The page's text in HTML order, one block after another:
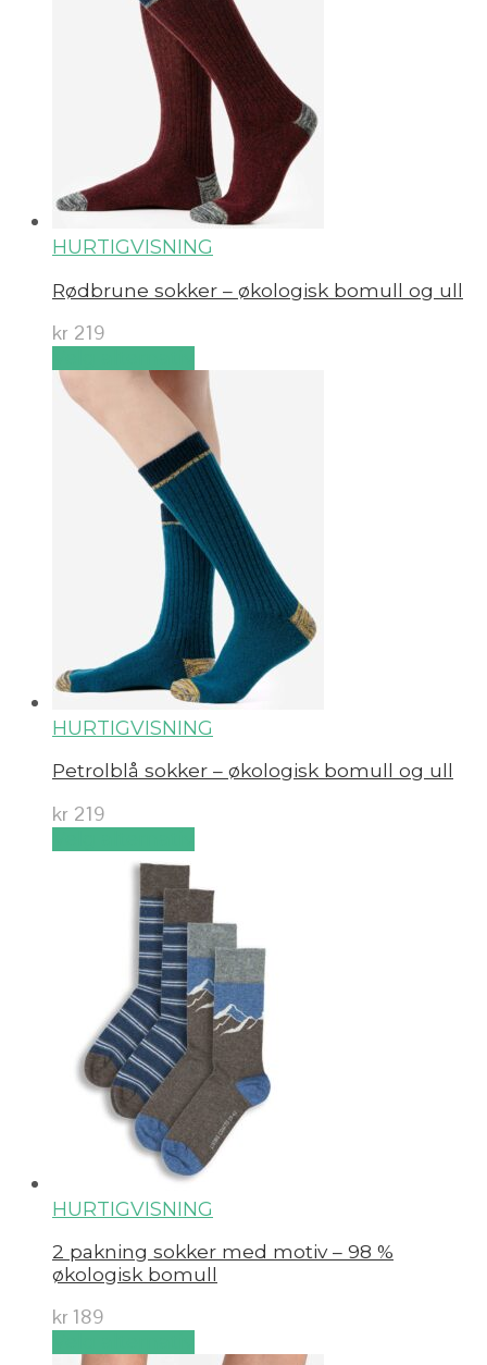
HURTIGVISNING
Rødbrune sokker – økologisk bomull og ull
kr 219
HURTIGVISNING
Petrolblå sokker – økologisk bomull og ull
kr 219
HURTIGVISNING
2 pakning sokker med motiv – 98 %
økologisk bomull
kr 189